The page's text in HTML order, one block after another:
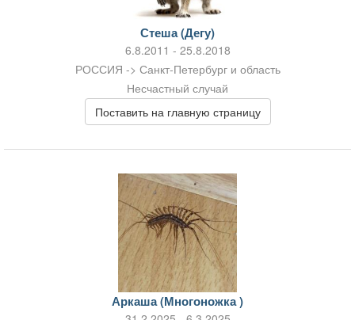
Стеша (Дегу)
6.8.2011 - 25.8.2018
РОССИЯ -> Санкт-Петербург и область
Несчастный случай
Поставить на главную страницу
Аркаша (Многоножка )